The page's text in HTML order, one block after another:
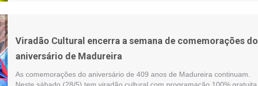
Viradão Cultural encerra a semana de comemorações do
aniversário de Madureira
As comemorações do aniversário de 409 anos de Madureira continuam.
Neste sábado (28/5) tem viradão cultural com programação 100% gratuita.